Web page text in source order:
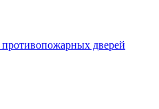
дверей